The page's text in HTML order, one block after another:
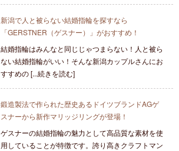
新潟で人と被らない結婚指輪を探すなら
「GERSTNER（ゲスナー）」がおすすめ！
結婚指輪はみんなと同じじゃつまらない！人と被ら
ない結婚指輪がいい！そんな新潟カップルさんにお
すすめの [...続きを読む]
鍛造製法で作られた歴史あるドイツブランドAGゲ
スナーから新作マリッジリングが登場！
ゲスナーの結婚指輪の魅力として高品質な素材を使
用していることが特徴です。誇り高きクラフトマン